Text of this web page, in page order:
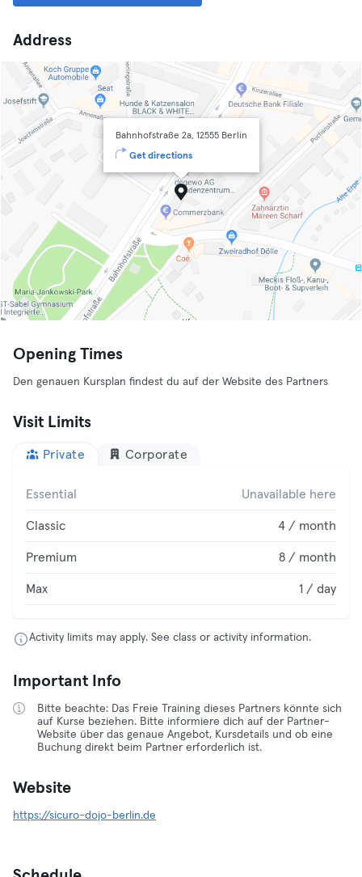
Address
Bahnhofstraße 2a, 12555 Berlin
Get directions
Opening Times
Den genauen Kursplan findest du auf der Website des Partners
Visit Limits
Private Corporate
Essential Unavailable here
Classic 4 / month
Premium 8 / month
Max 1 / day
Activity limits may apply. See class or activity information.
Important Info
Bitte beachte: Das Freie Training dieses Partners könnte sich
auf Kurse beziehen. Bitte informiere dich auf der Partner-
Website über das genaue Angebot, Kursdetails und ob eine
Buchung direkt beim Partner erforderlich ist.
Website
https://sicuro-dojo-berlin.de